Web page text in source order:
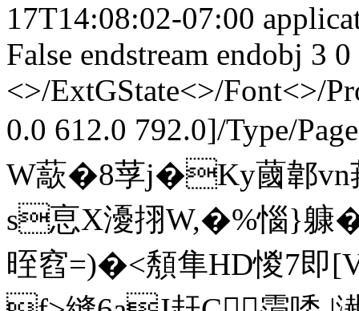
17T14:08:02-07:00
False endstream endobj 3
<>/ExtGState<>/Font<>/
0.0 612.0 792.0]/Type/
W藃�8莩j�Ky蔮郼
s恴X瀀挧W,�%惱}躿
晊窞=)�<頺隼HD惾7即